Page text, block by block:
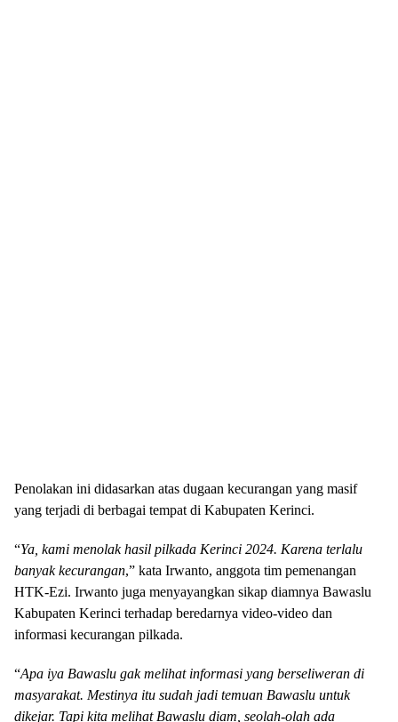
Penolakan ini didasarkan atas dugaan kecurangan yang masif
yang terjadi di berbagai tempat di Kabupaten Kerinci.
“Ya, kami menolak hasil pilkada Kerinci 2024. Karena terlalu
banyak kecurangan,” kata Irwanto, anggota tim pemenangan
HTK-Ezi. Irwanto juga menyayangkan sikap diamnya Bawaslu
Kabupaten Kerinci terhadap beredarnya video-video dan
informasi kecurangan pilkada.
“Apa iya Bawaslu gak melihat informasi yang berseliweran di
masyarakat. Mestinya itu sudah jadi temuan Bawaslu untuk
dikejar. Tapi kita melihat Bawaslu diam, seolah-olah ada